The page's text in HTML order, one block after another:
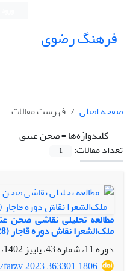
فرهنگ رضوی
صفحه اصلی
فهرست مقالات
کلیدواژه‌ها =صحن عتیق
تعداد مقالات:
1
مطالعه تحلیلی نقاشی صحن
ملک‌الشعرا نقاش دوره قاجار (1311/1228 ه.ق/1811-1893 م)
دوره 11، شماره 43، پاییز 1402، صفحه